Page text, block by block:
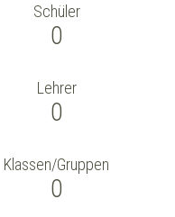
Schüler
0
Lehrer
0
Klassen/Gruppen
0